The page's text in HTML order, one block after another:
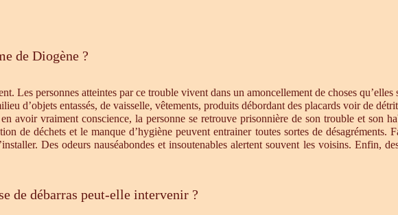
de Diogène ?
Les personnes atteintes par ce trouble vivent dans un amoncellement de choses
d’objets entassés, de vaisselle, vêtements, produits débordant des placards voir de
avoir vraiment conscience, la personne se retrouve prisonnière de son trouble et son
de déchets et le manque d’hygiène peuvent entrainer toutes sortes de désagréments.
Des odeurs nauséabondes et insoutenables alertent souvent les voisins. Enfin,
de débarras peut-elle intervenir ?